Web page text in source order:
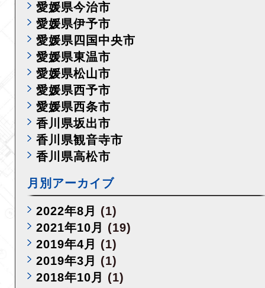
愛媛県今治市
愛媛県伊予市
愛媛県四国中央市
愛媛県東温市
愛媛県松山市
愛媛県西予市
愛媛県西条市
香川県坂出市
香川県観音寺市
香川県高松市
月別アーカイブ
2022年8月
(1)
2021年10月
(19)
2019年4月
(1)
2019年3月
(1)
2018年10月
(1)